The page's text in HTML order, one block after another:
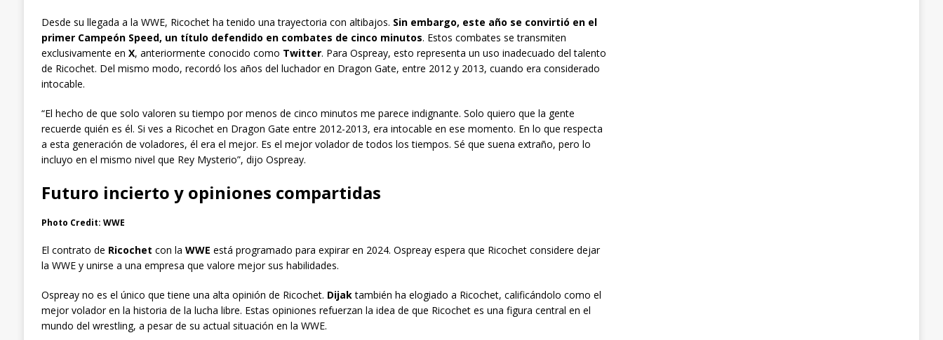
Desde su llegada a la WWE, Ricochet ha tenido una trayectoria con altibajos. Sin embargo, este año se convirtió en el
primer Campeón Speed, un título defendido en combates de cinco minutos. Estos combates se transmiten
exclusivamente en X, anteriormente conocido como Twitter. Para Ospreay, esto representa un uso inadecuado del talento
de Ricochet. Del mismo modo, recordó los años del luchador en Dragon Gate, entre 2012 y 2013, cuando era considerado
intocable.
“El hecho de que solo valoren su tiempo por menos de cinco minutos me parece indignante. Solo quiero que la gente
recuerde quién es él. Si ves a Ricochet en Dragon Gate entre 2012-2013, era intocable en ese momento. En lo que respecta
a esta generación de voladores, él era el mejor. Es el mejor volador de todos los tiempos. Sé que suena extraño, pero lo
incluyo en el mismo nivel que Rey Mysterio”, dijo Ospreay.
Futuro incierto y opiniones compartidas
Photo Credit: WWE
El contrato de Ricochet con la WWE está programado para expirar en 2024. Ospreay espera que Ricochet considere dejar
la WWE y unirse a una empresa que valore mejor sus habilidades.
Ospreay no es el único que tiene una alta opinión de Ricochet. Dijaktambién ha elogiado a Ricochet, calificándolo como el
mejor volador en la historia de la lucha libre. Estas opiniones refuerzan la idea de que Ricochet es una figura central en el
mundo del wrestling, a pesar de su actual situación en la WWE.